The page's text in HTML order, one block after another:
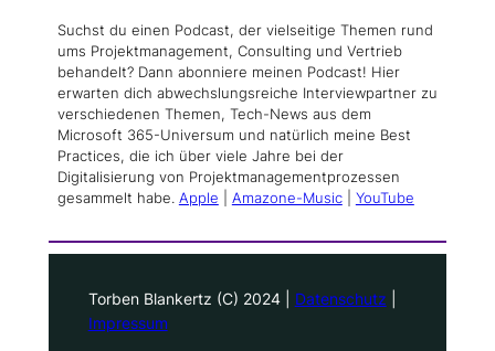
Suchst du einen Podcast, der vielseitige Themen rund
ums Projektmanagement, Consulting und Vertrieb
behandelt? Dann abonniere meinen Podcast! Hier
erwarten dich abwechslungsreiche Interviewpartner zu
verschiedenen Themen, Tech-News aus dem
Microsoft 365-Universum und natürlich meine Best
Practices, die ich über viele Jahre bei der
Digitalisierung von Projektmanagementprozessen
gesammelt habe. Apple Amazone-Music| YouTube
Torben Blankertz (C) 2024 | Datenschutz
Impressum